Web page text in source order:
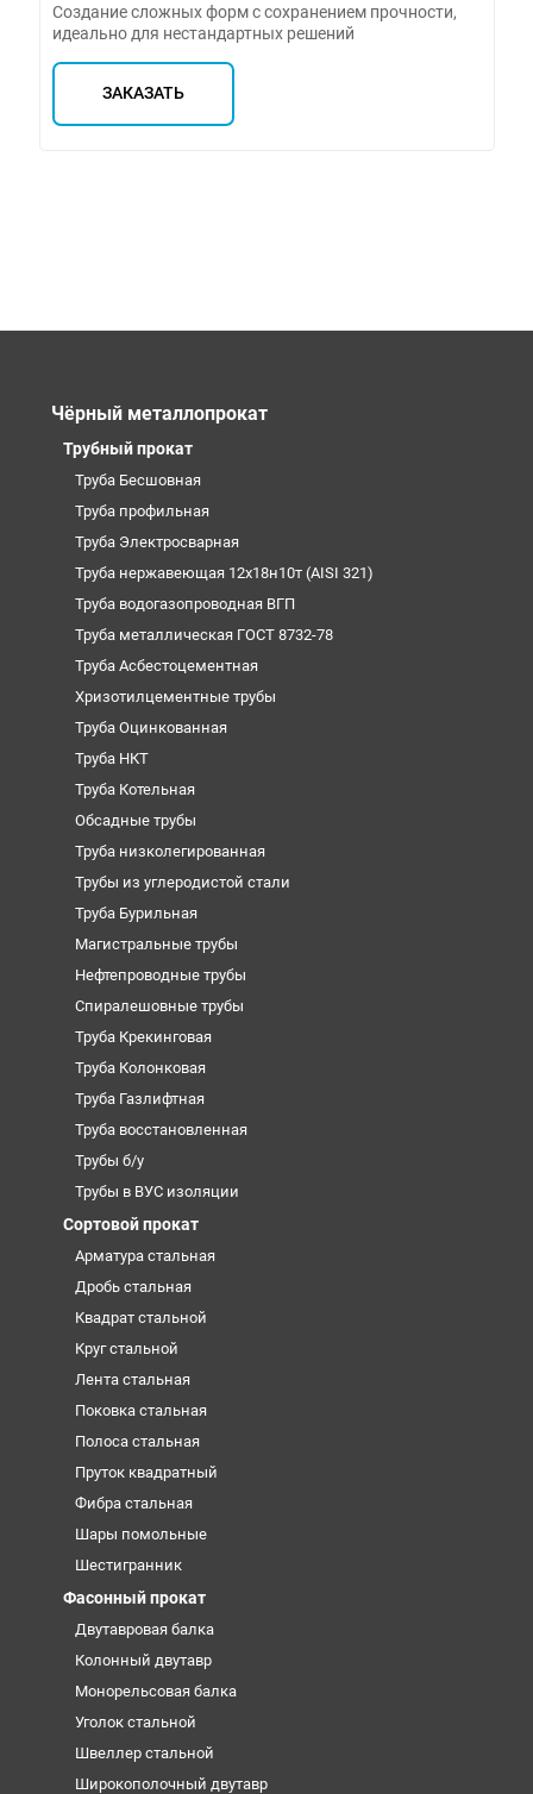
Создание сложных форм с сохранением прочности,
идеально для нестандартных решений
ЗАКАЗАТЬ
Чёрный металлопрокат
Трубный прокат
Труба Бесшовная
Труба профильная
Труба Электросварная
Труба нержавеющая 12х18н10т (AISI 321)
Труба водогазопроводная ВГП
Труба металлическая ГОСТ 8732-78
Труба Асбестоцементная
Хризотилцементные трубы
Труба Оцинкованная
Труба НКТ
Труба Котельная
Обсадные трубы
Труба низколегированная
Трубы из углеродистой стали
Труба Бурильная
Магистральные трубы
Нефтепроводные трубы
Спиралешовные трубы
Труба Крекинговая
Труба Колонковая
Труба Газлифтная
Труба восстановленная
Трубы б/у
Трубы в ВУС изоляции
Сортовой прокат
Арматура стальная
Дробь стальная
Квадрат стальной
Круг стальной
Лента стальная
Поковка стальная
Полоса стальная
Пруток квадратный
Фибра стальная
Шары помольные
Шестигранник
Фасонный прокат
Двутавровая балка
Колонный двутавр
Монорельсовая балка
Уголок стальной
Швеллер стальной
Широкополочный двутавр